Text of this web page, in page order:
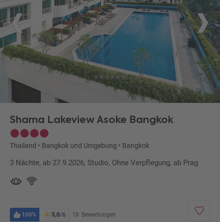
Shama Lakeview Asoke Bangkok
Thailand • Bangkok und Umgebung • Bangkok
3 Nächte, ab 27.9.2026, Studio, Ohne Verpflegung, ab Prag
100% 5,0/6 18 Bewertungen